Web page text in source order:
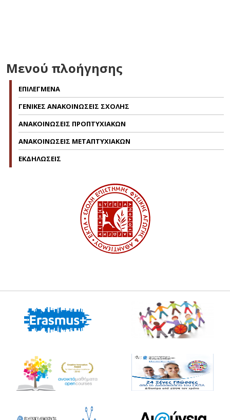
Μενού πλοήγησης
ΕΠΙΛΕΓΜΕΝΑ
ΓΕΝΙΚΕΣ ΑΝΑΚΟΙΝΩΣΕΙΣ ΣΧΟΛΗΣ
ΑΝΑΚΟΙΝΩΣΕΙΣ ΠΡΟΠΤΥΧΙΑΚΩΝ
ΑΝΑΚΟΙΝΩΣΕΙΣ ΜΕΤΑΠΤΥΧΙΑΚΩΝ
ΕΚΔΗΛΩΣΕΙΣ